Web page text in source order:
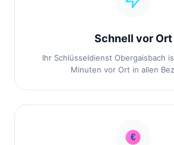
Schnell vor Ort
Ihr Schlüsseldienst Obergaisbach
Minuten vor Ort in allen